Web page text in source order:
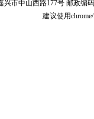
兴市中山西路177号 邮政编
建议使用